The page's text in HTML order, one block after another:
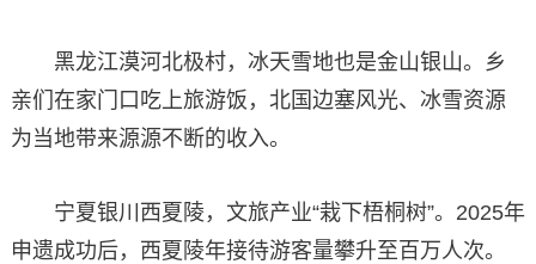
黑龙江漠河北极村，冰天雪地也是金山银山。乡
亲们在家门口吃上旅游饭，北国边塞风光、冰雪资源
为当地带来源源不断的收入。
宁夏银川西夏陵，文旅产业“栽下梧桐树”。2025年
申遗成功后，西夏陵年接待游客量攀升至百万人次。